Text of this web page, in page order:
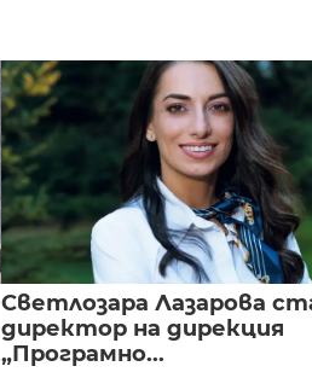
Светлозара Лазарова
директор на дирекция
„Програмно...